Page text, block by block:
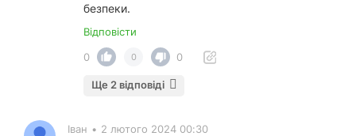
безпеки.
Відповісти
0
0 0
Ще 2 відповіді
Іван • 2 лютого 2024 00:30